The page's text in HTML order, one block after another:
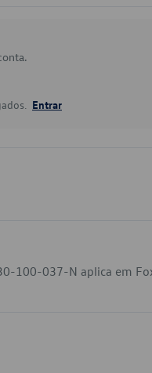
Entrar
100-037-N aplica em